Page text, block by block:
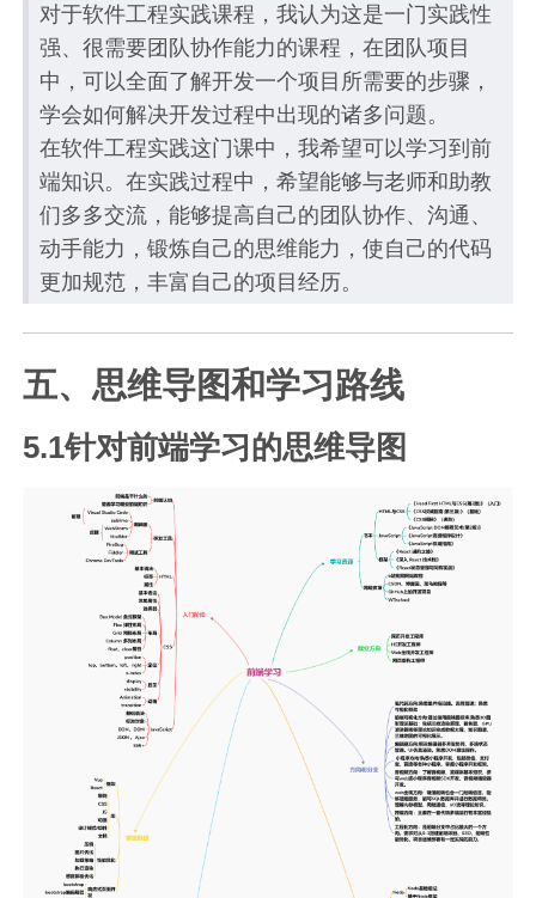
对于软件工程实践课程，我认为这是一门实践性
强、很需要团队协作能力的课程，在团队项目
中，可以全面了解开发一个项目所需要的步骤，
学会如何解决开发过程中出现的诸多问题。
在软件工程实践这门课中，我希望可以学习到前
端知识。在实践过程中，希望能够与老师和助教
们多多交流，能够提高自己的团队协作、沟通、
动手能力，锻炼自己的思维能力，使自己的代码
更加规范，丰富自己的项目经历。
五、思维导图和学习路线
5.1针对前端学习的思维导图